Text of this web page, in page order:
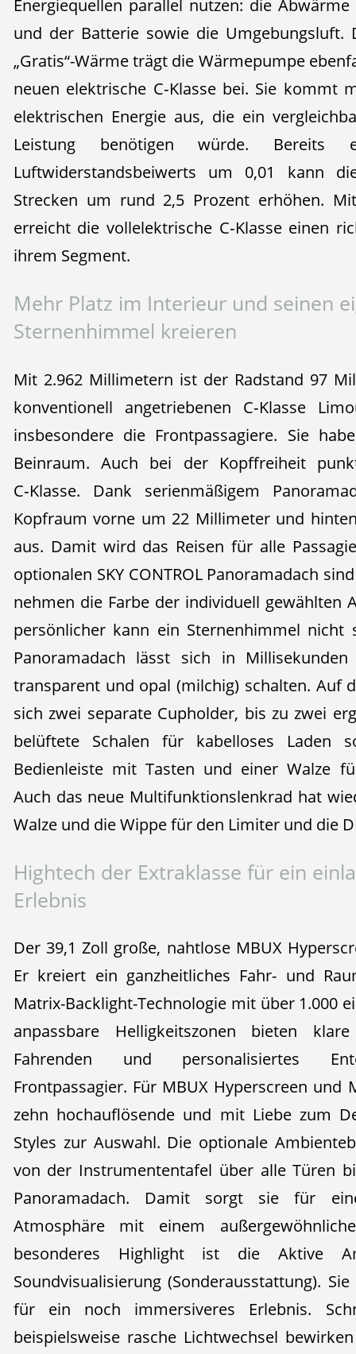
Energiequellen parallel nutzen: die
und der Batterie sowie die Umgebungsluft.
„Gratis“-Wärme trägt die Wärmepumpe
neuen elektrische C‑Klasse bei. Sie
elektrischen Energie aus, die ein
Leistung benötigen würde. Bereits
Luftwiderstandsbeiwerts um 0,01 kann
Strecken um rund 2,5 Prozent erhöhen.
erreicht die vollelektrische C‑Klasse einen
ihrem Segment.
Mehr Platz im Interieur und seinen
Sternenhimmel kreieren
Mit 2.962 Millimetern ist der Radstand 97
konventionell angetriebenen C‑Klasse
insbesondere die Frontpassagiere. Sie
Beinraum. Auch bei der Kopffreiheit
C‑Klasse. Dank serienmäßigem
Kopfraum vorne um 22 Millimeter und
aus. Damit wird das Reisen für alle
optionalen SKY CONTROL Panoramadach
nehmen die Farbe der individuell gewählten
persönlicher kann ein Sternenhimmel nicht
Panoramadach lässt sich in
transparent und opal (milchig) schalten. Auf
sich zwei separate Cupholder, bis zu zwei
belüftete Schalen für kabelloses Laden
Bedienleiste mit Tasten und einer Walze
Auch das neue Multifunktionslenkrad hat
Walze und die Wippe für den Limiter und die
Hightech der Extraklasse für ein
Erlebnis
Der 39,1 Zoll große, nahtlose MBUX
Er kreiert ein ganzheitliches Fahr- und
Matrix-Backlight-Technologie mit über 1.000
anpassbare Helligkeitszonen bieten
Fahrenden und personalisiertes
Frontpassagier. Für MBUX Hyperscreen und
zehn hochauflösende und mit Liebe zum
Styles zur Auswahl. Die optionale
von der Instrumententafel über alle Türen
Panoramadach. Damit sorgt sie für
Atmosphäre mit einem
besonderes Highlight ist die Aktive
Soundvisualisierung (Sonderausstattung).
für ein noch immersiveres Erlebnis.
beispielsweise rasche Lichtwechsel